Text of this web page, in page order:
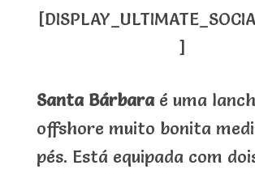
]
Santa Bárbaraé uma
offshore muito bonita
pés. Está equipada com